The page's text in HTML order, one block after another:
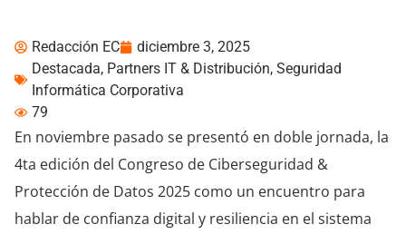
Redacción EC
diciembre 3, 2025
Destacada, Partners IT & Distribución, Seguridad
Informática Corporativa
79
En noviembre pasado se presentó en doble jornada, la
4ta edición del Congreso de Ciberseguridad &
Protección de Datos 2025 como un encuentro para
hablar de confianza digital y resiliencia en el sistema